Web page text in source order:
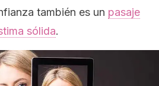
también es un pasaje
sólida.